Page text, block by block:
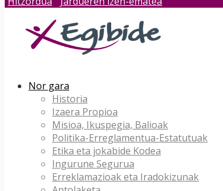
Nor gara
Historia
Izaera Propioa
Misioa, Ikuspegia, Balioak
Politika-Erreglamentua-Estatutuak
Etika eta jokabide Kodea
Ingurune Segurua
Erreklamazioak eta Iradokizunak